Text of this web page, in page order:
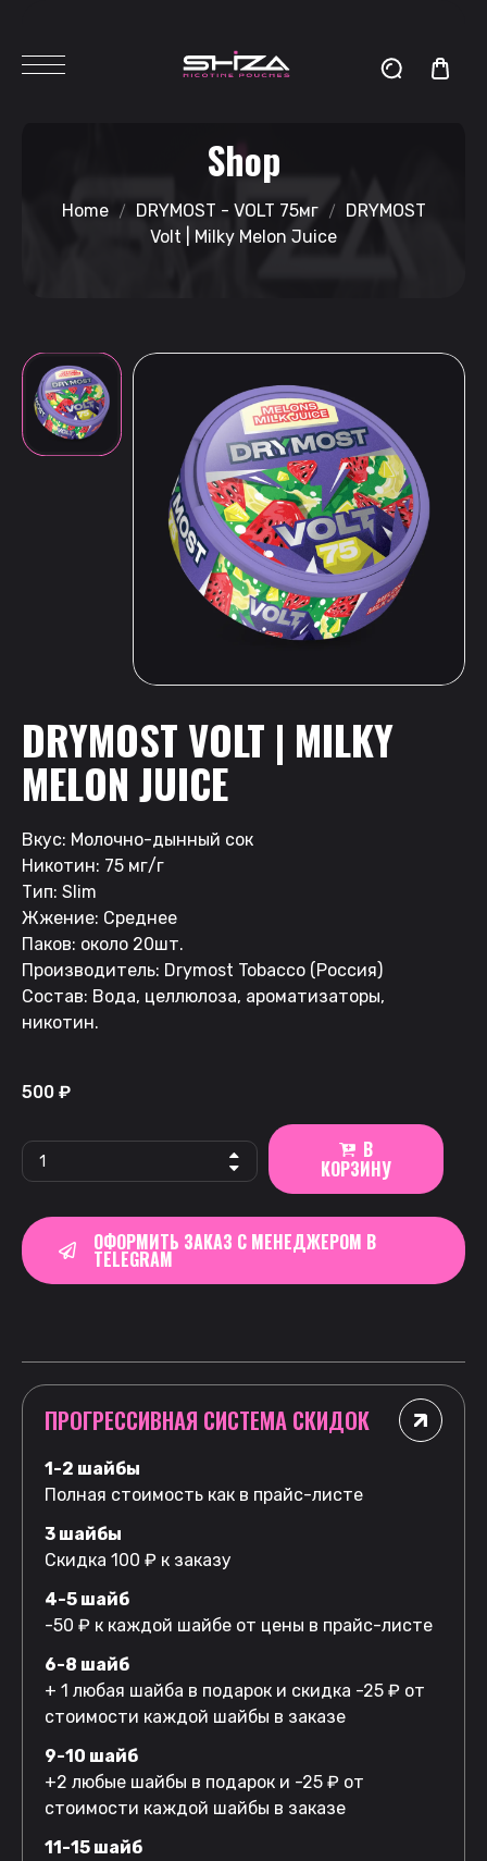
Shop
Home DRYMOST - VOLT 75мг
DRYMOST
Volt | Milky Melon Juice
DRYMOST VOLT | MILKY
MELON JUICE
Вкус: Молочно-дынный сок
Никотин: 75 мг/г
Тип: Slim
Жжение: Среднее
Паков: около 20шт.
Производитель: Drymost Tobacco (Россия)
Состав: Вода, целлюлоза, ароматизаторы,
никотин.
500 ₽
В
КОРЗИНУ
ОФОРМИТЬ ЗАКАЗ С МЕНЕДЖЕРОМ В
TELEGRAM
ПРОГРЕССИВНАЯ СИСТЕМА СКИДОК
1-2 шайбы
Полная стоимость как в прайс-листе
3 шайбы
Скидка 100 ₽ к заказу
4-5 шайб
-50 ₽ к каждой шайбе от цены в прайс-листе
6-8 шайб
+ 1 любая шайба в подарок и скидка -25 ₽ от
стоимости каждой шайбы в заказе
9-10 шайб
+2 любые шайбы в подарок и -25 ₽ от
стоимости каждой шайбы в заказе
11-15 шайб